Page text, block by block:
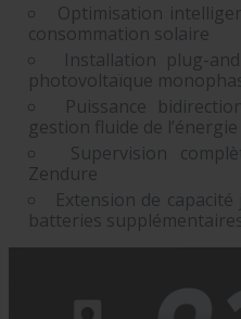
Optimisation
consommation solaire
Installation plug-
photovoltaïque
Puissance
gestion fluide de l’énergie
Supervision
Zendure
Extension de capacité
batteries